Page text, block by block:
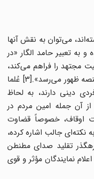
می‌توان به نقش آنها
تعبیر حامد الگار «در
را فراهم می‌کند،
ظهور می‌رسد».
[3] عُلما
دینی دارند، به لحاظ
آن جمله امین مردم در
اوقاف، خصوصاً قضاوت
جالب اشاره کرده،
تقلید صدای مطنطن
نمایندگان مؤثر و قوی